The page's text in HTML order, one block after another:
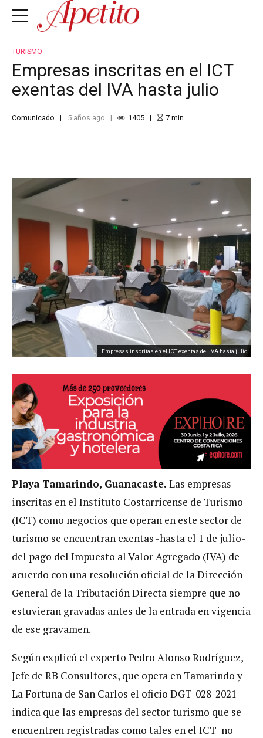
TURISMO
Empresas inscritas en el ICT
exentas del IVA hasta julio
Comunicado 5 años ago 1405 7min
Empresas inscritas en el ICT exentas del IVA hasta julio
Playa Tamarindo, Guanacaste. Las empresas
inscritas en el Instituto Costarricense de Turismo
(ICT) como negocios que operan en este sector de
turismo se encuentran exentas -hasta el 1 de julio-
del pago del Impuesto al Valor Agregado (IVA) de
acuerdo con una resolución oficial de la Dirección
General de la Tributación Directa siempre que no
estuvieran gravadas antes de la entrada en vigencia
de ese gravamen.
Según explicó el experto Pedro Alonso Rodríguez,
Jefe de RB Consultores, que opera en Tamarindo y
La Fortuna de San Carlos el oficio DGT-028-2021
indica que las empresas del sector turismo que se
encuentren registradas como tales en el ICT no